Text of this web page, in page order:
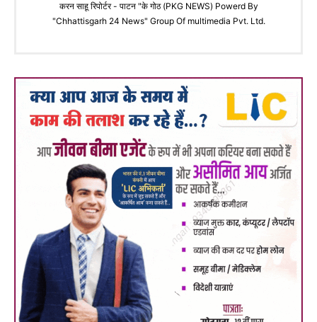
करन साहू रिपोर्टर - पाटन "के गोठ (PKG NEWS) Powerd By
"Chhattisgarh 24 News" Group Of multimedia Pvt. Ltd.